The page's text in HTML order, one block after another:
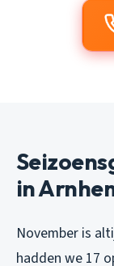
in
November is
hadden we 17